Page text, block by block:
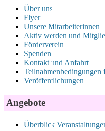
Über uns
Flyer
Unsere Mitarbeiterinnen
Aktiv werden und
Förderverein
Spenden
Kontakt und Anfahrt
Teilnahmenbedingungen
Veröffentlichungen
Angebote
Überblick